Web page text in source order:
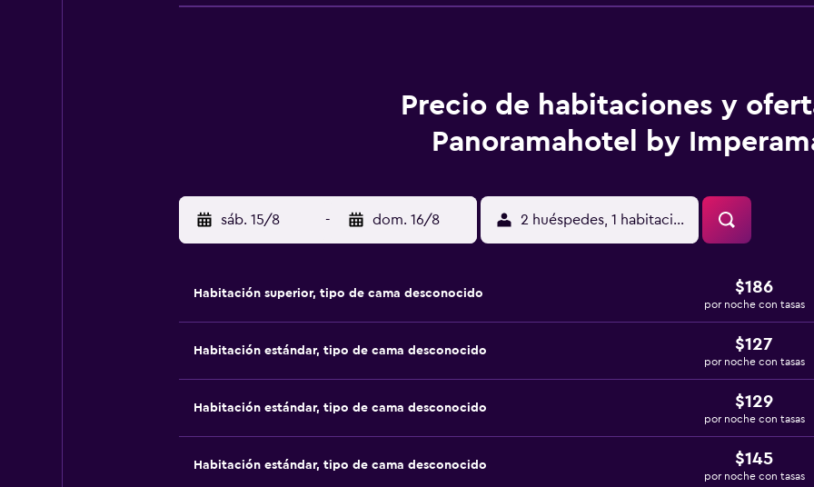
Precio de habitaciones y
Panoramahotel by
sáb. 15/8 - dom. 16/8 2 huéspedes, 1 habitación
Habitación superior, tipo de cama desconocido $186
por noche con tasas
Habitación estándar, tipo de cama desconocido $127
por noche con tasas
Habitación estándar, tipo de cama desconocido $129
por noche con tasas
Habitación estándar, tipo de cama desconocido $145
por noche con tasas